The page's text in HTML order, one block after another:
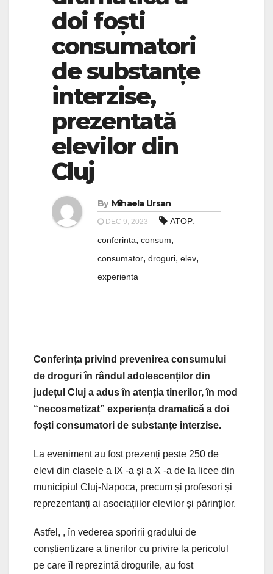
doi foști
consumatori
de substanțe
interzise,
prezentată
elevilor din
Cluj
By Mihaela Ursan
DEC 9, 2023 ATOP,
conferinta, consum,
consumator, droguri, elev,
experienta
Conferința privind prevenirea consumului
de droguri în rândul adolescenților din
județul Cluj a adus în atenția tinerilor, în mod
“necosmetizat” experiența dramatică a doi
foști consumatori de substanțe interzise.
La eveniment au fost prezenți peste 250 de
elevi din clasele a IX -a și a X -a de la licee din
municipiul Cluj-Napoca, precum și profesori și
reprezentanți ai asociațiilor elevilor și părinților.
Astfel, , în vederea sporirii gradului de
conștientizare a tinerilor cu privire la pericolul
pe care îl reprezintă drogurile, au fost